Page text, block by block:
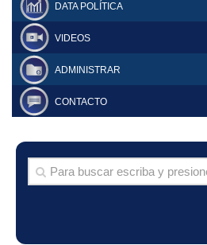
DATA POLÍTICA
VIDEOS
ADMINISTRAR
CONTACTO